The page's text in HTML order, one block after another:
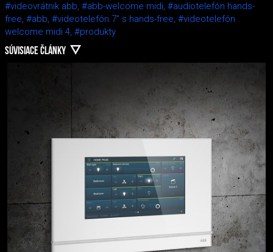
#videovrátnik abb, #abb-welcome midi, #audiotelefón hands-
free, #abb, #videotelefón 7″ s hands-free, #videotelefón
welcome midi 4, #produkty
SÚVISIACE ČLÁNKY